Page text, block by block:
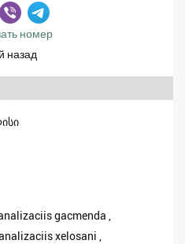
номер
назад
gacmenda ,
xelosani ,